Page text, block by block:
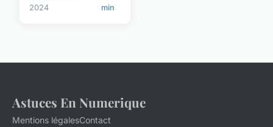
2024
min
Astuces En Numerique
Mentions légalesContact